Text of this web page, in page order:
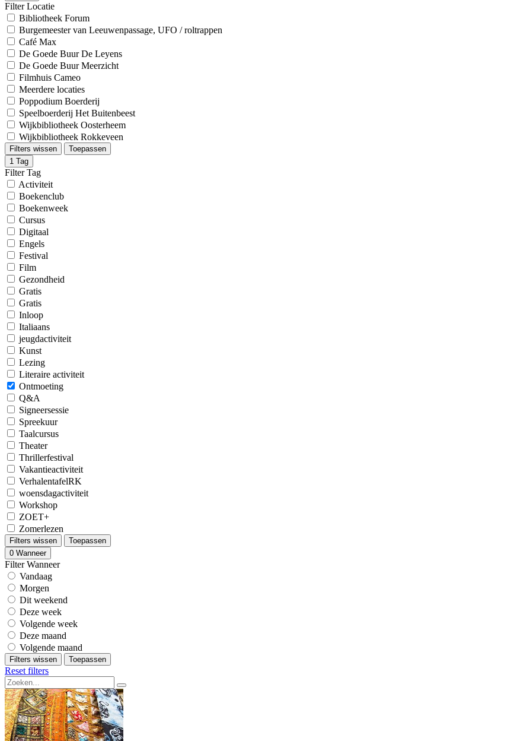
Filter Locatie
Bibliotheek Forum
Burgemeester van Leeuwenpassage, UFO / roltrappen
Café Max
De Goede Buur De Leyens
De Goede Buur Meerzicht
Filmhuis Cameo
Meerdere locaties
Poppodium Boerderij
Speelboerderij Het Buitenbeest
Wijkbibliotheek Oosterheem
Wijkbibliotheek Rokkeveen
Filters wissen
Toepassen
1 Tag
Filter Tag
Activiteit
Boekenclub
Boekenweek
Cursus
Digitaal
Engels
Festival
Film
Gezondheid
Gratis
Gratis
Inloop
Italiaans
jeugdactiviteit
Kunst
Lezing
Literaire activiteit
Ontmoeting
Q&A
Signeersessie
Spreekuur
Taalcursus
Theater
Thrillerfestival
Vakantieactiviteit
VerhalentafelRK
woensdagactiviteit
Workshop
ZOET+
Zomerlezen
Filters wissen
Toepassen
0 Wanneer
Filter Wanneer
Vandaag
Morgen
Dit weekend
Deze week
Volgende week
Deze maand
Volgende maand
Filters wissen Toepassen
Reset filters